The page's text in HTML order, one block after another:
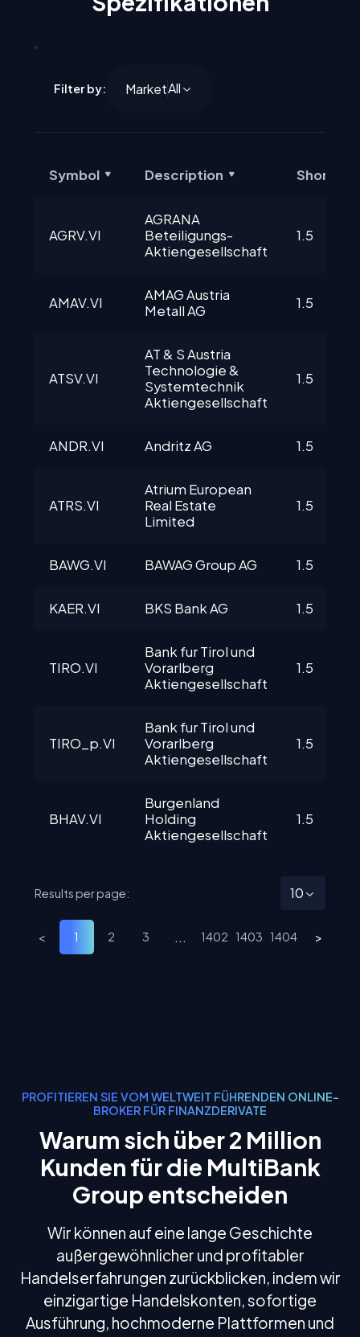
Filter by: MarketAll
Symbol Description Short
AGRV.VI
AGRANA
Beteiligungs-
Aktiengesellschaft
1.5
AMAV.VI
AMAG Austria
Metall AG
1.5
ATSV.VI
AT & S Austria
Technologie &
Systemtechnik
Aktiengesellschaft
1.5
ANDR.VI Andritz AG 1.5
ATRS.VI
Atrium European
Real Estate
Limited
1.5
BAWG.VI BAWAG Group AG 1.5
KAER.VI BKS Bank AG 1.5
TIRO.VI
Bank fur Tirol und
Vorarlberg
Aktiengesellschaft
1.5
TIRO_p.VI
Bank fur Tirol und
Vorarlberg
Aktiengesellschaft
1.5
BHAV.VI
Burgenland
Holding
Aktiengesellschaft
1.5
Results per page: 10
< 1 2 3 ... 1402 1403 1404 >
PROFITIEREN SIE VOM WELTWEIT FÜHRENDEN ONLINE-
BROKER FÜR FINANZDERIVATE
Warum sich über 2 Million
Kunden für die MultiBank
Group entscheiden
Wir können auf eine lange Geschichte
außergewöhnlicher und profitabler
Handelserfahrungen zurückblicken, indem wir
einzigartige Handelskonten, sofortige
Ausführung, hochmoderne Plattformen und